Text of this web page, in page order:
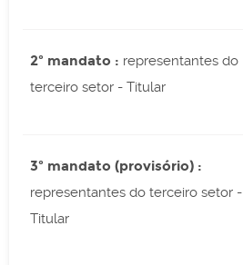
2º mandato : representantes do
terceiro setor - Titular
3º mandato (provisório) :
representantes do terceiro setor -
Titular